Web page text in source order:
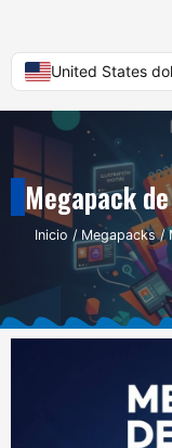
United States
Megapack
Inicio / Megapacks/